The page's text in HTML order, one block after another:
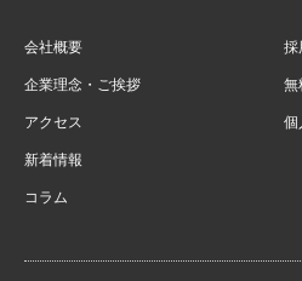
会社概要
企業理念・ご挨拶
アクセス
新着情報
コラム
採
無
個